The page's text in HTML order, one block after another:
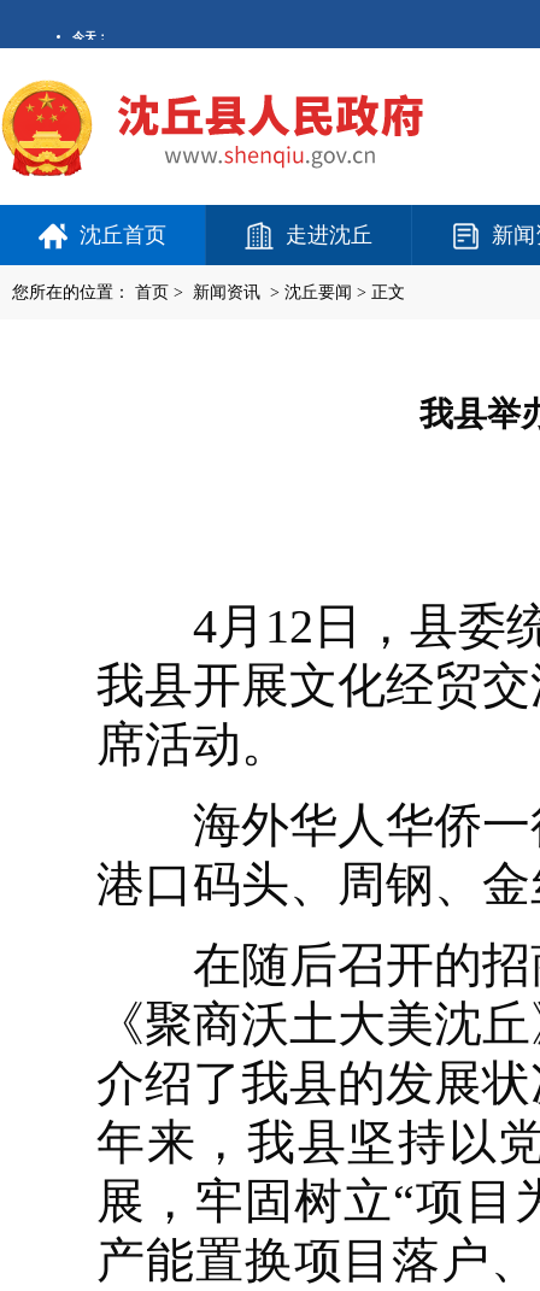
沈丘首页 走进沈丘 新
您所在的位置： 首页 > 新闻资讯 > 沈丘要闻 > 正文
我县举
4月12日，县委统
我县开展文化经贸
席活动。
海外华人华侨一
港口码头、周钢、
在随后召开的招
《聚商沃土大美沈
介绍了我县的发展
年来，我县坚持以
展，牢固树立“项目
产能置换项目落户